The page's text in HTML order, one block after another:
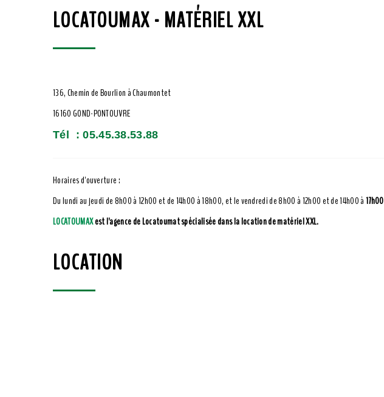
LOCATOUMAX - MATÉRIEL XXL
136, Chemin de Bourlion à Chaumontet
16160 GOND-PONTOUVRE
Tél : 05.45.38.53.88
Horaires d'ouverture :
Du lundi au jeudi de 8h00 à 12h00 et de 14h00 à 18h00, et le vendredi de 8h00 à 12h00 et de 14h00 à17h00
LOCATOUMAXest l'agence de Locatoumat spécialisée dans la location de matériel XXL.
LOCATION